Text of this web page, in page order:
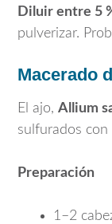
Diluir entre 5
pulverizar.
Macerado
El ajo, Allium
sulfurados con
Preparación
1–2